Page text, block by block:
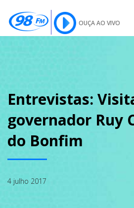
OUÇA AO VIVO
SOBRE
NOTÍCIAS
Entrevistas:
governador Ruy
do Bonfim
4 julho 2017